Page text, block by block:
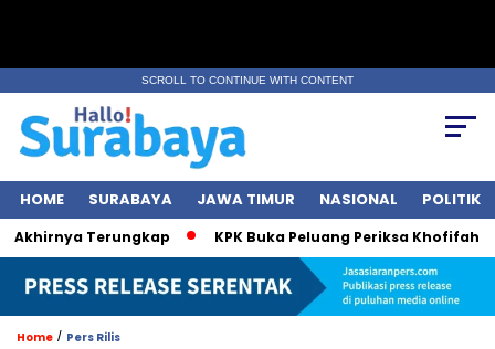
SCROLL TO CONTINUE WITH CONTENT
HOME SURABAYA JAWA TIMUR NASIONAL POLITIK
Terungkap KPK Buka Peluang Periksa Khofifah soal
Home / Pers Rilis